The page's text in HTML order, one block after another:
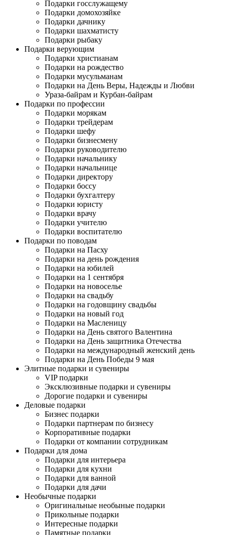
Подарки госслужащему
Подарки домохозяйке
Подарки дачнику
Подарки шахматисту
Подарки рыбаку
Подарки верующим
Подарки христианам
Подарки на рождество
Подарки мусульманам
Подарки на День Веры, Надежды и Любви
Ураза-байрам и Курбан-байрам
Подарки по профессии
Подарки морякам
Подарки трейдерам
Подарки шефу
Подарки бизнесмену
Подарки руководителю
Подарки начальнику
Подарки начальнице
Подарки директору
Подарки боссу
Подарки бухгалтеру
Подарки юристу
Подарки врачу
Подарки учителю
Подарки воспитателю
Подарки по поводам
Подарки на Пасху
Подарки на день рождения
Подарки на юбилей
Подарки на 1 сентября
Подарки на новоселье
Подарки на свадьбу
Подарки на годовщину свадьбы
Подарки на новый год
Подарки на Масленицу
Подарки на День святого Валентина
Подарки на День защитника Отечества
Подарки на международный женский день
Подарки на День Победы 9 мая
Элитные подарки и сувениры
VIP подарки
Эксклюзивные подарки и сувениры
Дорогие подарки и сувениры
Деловые подарки
Бизнес подарки
Подарки партнерам по бизнесу
Корпоративные подарки
Подарки от компании сотрудникам
Подарки для дома
Подарки для интерьера
Подарки для кухни
Подарки для ванной
Подарки для дачи
Необычные подарки
Оригинальные необыные подарки
Прикольные подарки
Интересные подарки
Памятные подарки